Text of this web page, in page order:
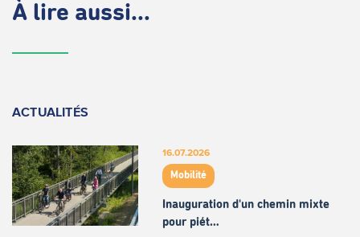
À lire aussi...
ACTUALITÉS
16.07.2026
Mobilité
Inauguration d'un chemin mixte
pour piét…